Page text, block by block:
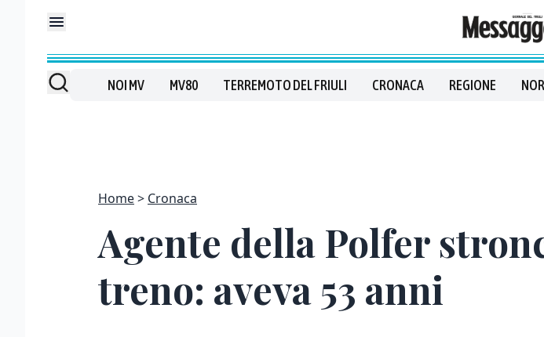
NOI MV MV80 TERREMOTO DEL FRIULI CRONACA REGIONE
Home Cronaca
Agente della Polfer
treno: aveva 53 anni